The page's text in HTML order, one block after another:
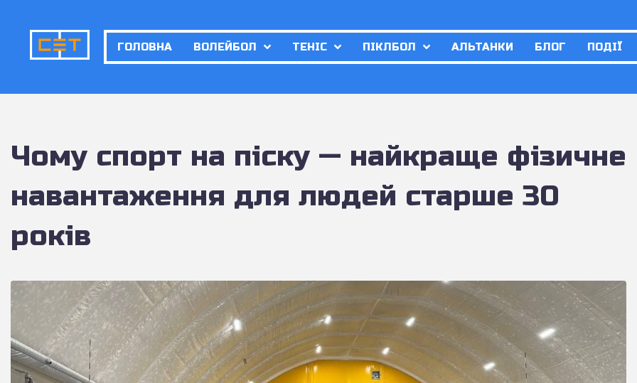
ГОЛОВНА ВОЛЕЙБОЛ ТЕНІС ПІКЛБОЛ АЛЬТАНКИ БЛОГ ПОДІЇ
Чому спорт на піску — найкраще фізичне
навантаження для людей старше 30
років